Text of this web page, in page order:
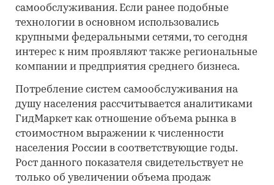
самообслуживания. Если ранее подобные
технологии в основном использовались
крупными федеральными сетями, то сегодня
интерес к ним проявляют также региональные
компании и предприятия среднего бизнеса.
Потребление систем самообслуживания на
душу населения рассчитывается аналитиками
ГидМаркет как отношение объема рынка в
стоимостном выражении к численности
населения России в соответствующие годы.
Рост данного показателя свидетельствует не
только об увеличении объема продаж